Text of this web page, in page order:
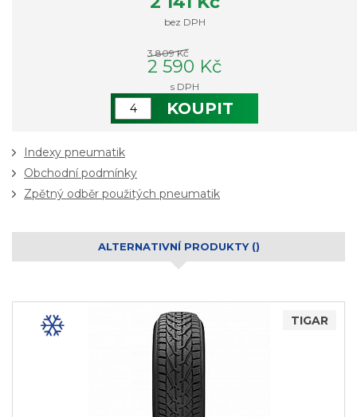
bez DPH
3 809 Kč
2 590 Kč
s DPH
KOUPIT
Indexy pneumatik
Obchodní podmínky
Zpětný odběr použitých pneumatik
ALTERNATIVNÍ PRODUKTY ()
TIGAR